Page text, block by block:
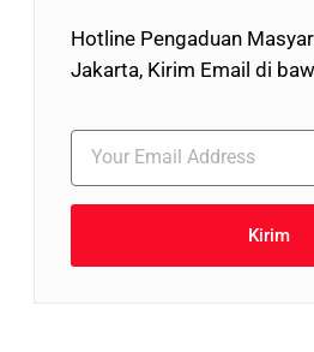
Hotline Pengaduan
Jakarta, Kirim Email di
Kirim